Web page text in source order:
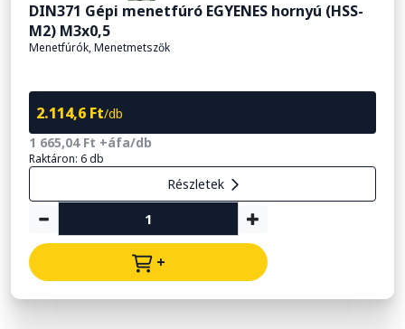
DIN371 Gépi menetfúró EGYENES hornyú (HSS-
M2) M3x0,5
Menetfúrók, Menetmetszők
2.114,6 Ft/db
1 665,04 Ft +áfa/db
Raktáron: 6 db
Részletek
+